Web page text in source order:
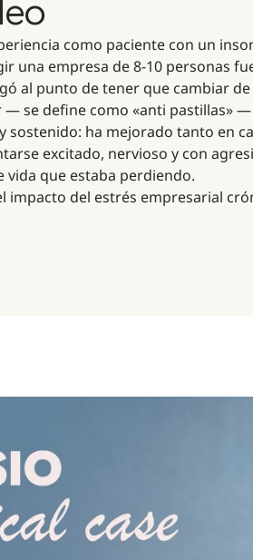
como paciente con un
una empresa de 8-10 personas
al punto de tener que cambiar
se define como «anti pastillas»
sostenido: ha mejorado tanto en
excitado, nervioso y con
vida que estaba perdiendo.
del estrés empresarial